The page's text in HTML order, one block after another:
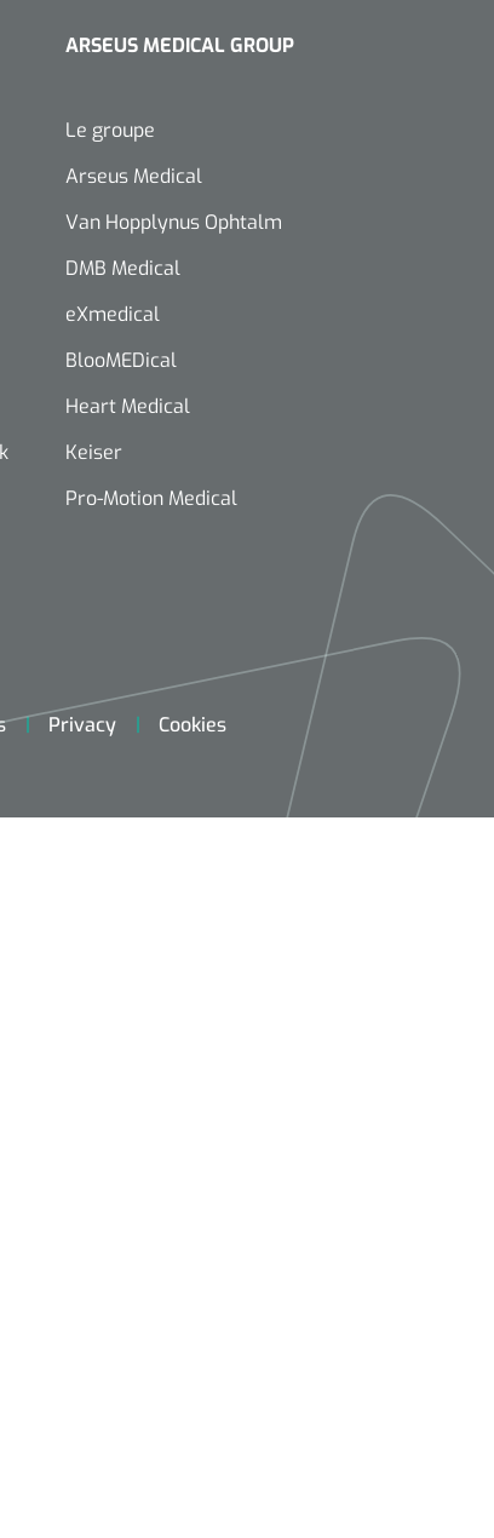
ARSEUS MEDICAL GROUP
Le groupe
Arseus Medical
Van Hopplynus Ophtalm
DMB Medical
eXmedical
BlooMEDical
Heart Medical
Keiser
Pro-Motion Medical
Privacy Cookies